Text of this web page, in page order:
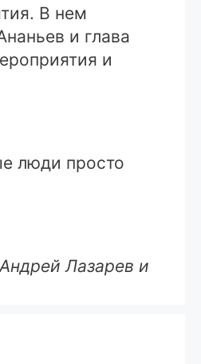
В нем
и глава
и
люди просто
Лазарев и